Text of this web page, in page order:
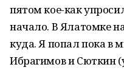
пятом кое-как
начало. В Ялатомке
куда. Я попал пока в
Ибрагимов и Сюткин